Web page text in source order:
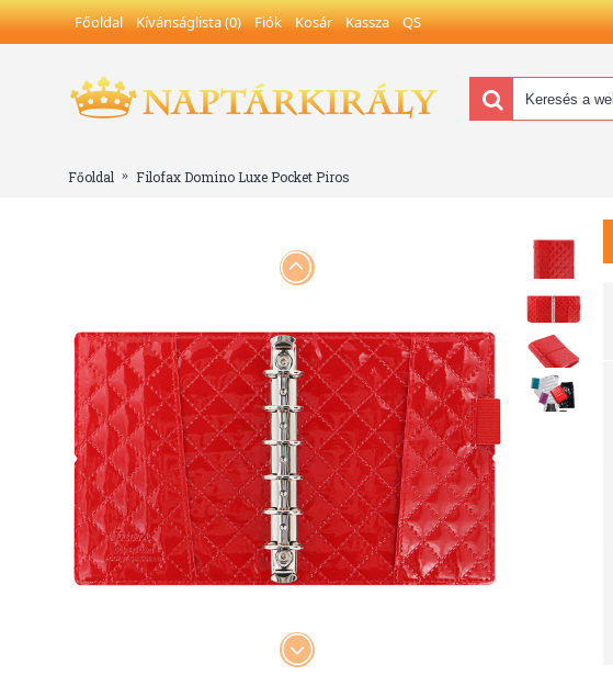
Főoldal Kívánságlista (0) Fiók Kosár Kassza QS
Főoldal Filofax Domino Luxe Pocket Piros